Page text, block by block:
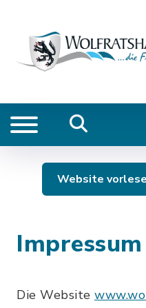
Website
Impressum
Die Website